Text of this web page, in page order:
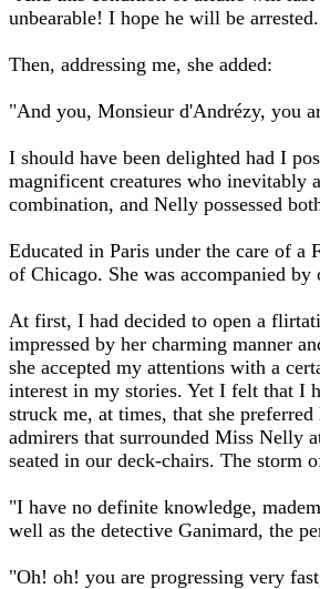
unbearable! I hope he will be
Then, addressing me, she added:
"And you, Monsieur d'Andrézy, you
I should have been delighted had I
magnificent creatures who inevitably
combination, and Nelly possessed
Educated in Paris under the care of
of Chicago. She was accompanied
At first, I had decided to open a
impressed by her charming manner
she accepted my attentions with a
interest in my stories. Yet I felt that I
struck me, at times, that she
admirers that surrounded Miss Nelly
seated in our deck-chairs. The storm
"I have no definite knowledge,
well as the detective Ganimard, the
"Oh! oh! you are progressing very